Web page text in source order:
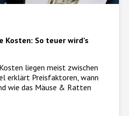
Kosten: So teuer wird’s
liegen meist zwischen
erklärt Preisfaktoren, wann
wie das Mäuse & Ratten